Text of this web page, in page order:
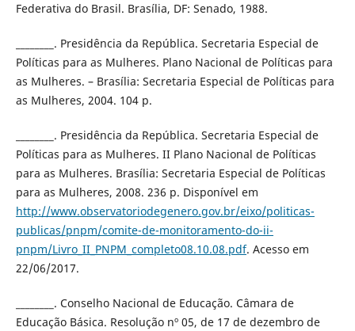
Federativa do Brasil. Brasília, DF: Senado, 1988.
________. Presidência da República. Secretaria Especial de
Políticas para as Mulheres. Plano Nacional de Políticas para
as Mulheres. – Brasília: Secretaria Especial de Políticas para
as Mulheres, 2004. 104 p.
________. Presidência da República. Secretaria Especial de
Políticas para as Mulheres. II Plano Nacional de Políticas
para as Mulheres. Brasília: Secretaria Especial de Políticas
para as Mulheres, 2008. 236 p. Disponível em
http://www.observatoriodegenero.gov.br/eixo/politicas-
publicas/pnpm/comite-de-monitoramento-do-ii-
pnpm/Livro_II_PNPM_completo08.10.08.pdf. Acesso em
22/06/2017.
________. Conselho Nacional de Educação. Câmara de
Educação Básica. Resolução nº 05, de 17 de dezembro de